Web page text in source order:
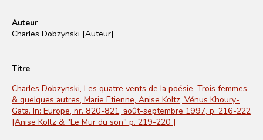
Auteur
Charles Dobzynski [Auteur]
Titre
Charles Dobzynski, Les quatre vents de la poésie, Trois femmes
& quelques autres, Marie Etienne, Anise Koltz, Vénus Khoury-
Gata. In: Europe, nr. 820-821, août-septembre 1997, p. 216-222
[Anise Koltz & "Le Mur du son" p. 219-220 ]